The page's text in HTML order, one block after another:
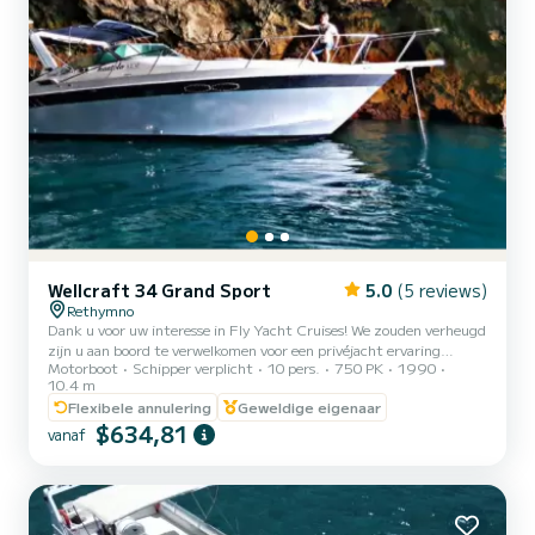
Wellcraft 34 Grand Sport 5.0 (5 reviews)
Rethymno
Dank u voor uw interesse in Fly Yacht Cruises! We zouden verheugd
zijn u aan boord te verwelkomen voor een privéjacht ervaring
vertrekkend vanuit de jachthaven van Rethymno, ontworpen voor
ontspanning en verkenning. Ontdek de verborgen plekken van
Kreta, de authentieke kustlijn, indrukwekkende zeegrotten
(toegankelijk om binnen te zwemmen) en kristalheldere wateren -
velen alleen toegankelijk per zee - met verfrissende zwemstops
cruise...
Motorboot Schipper verplicht 10 pers. 750 PK
1990
10.4 m
Flexibele annulering
Geweldige eigenaar
vanaf $634,81